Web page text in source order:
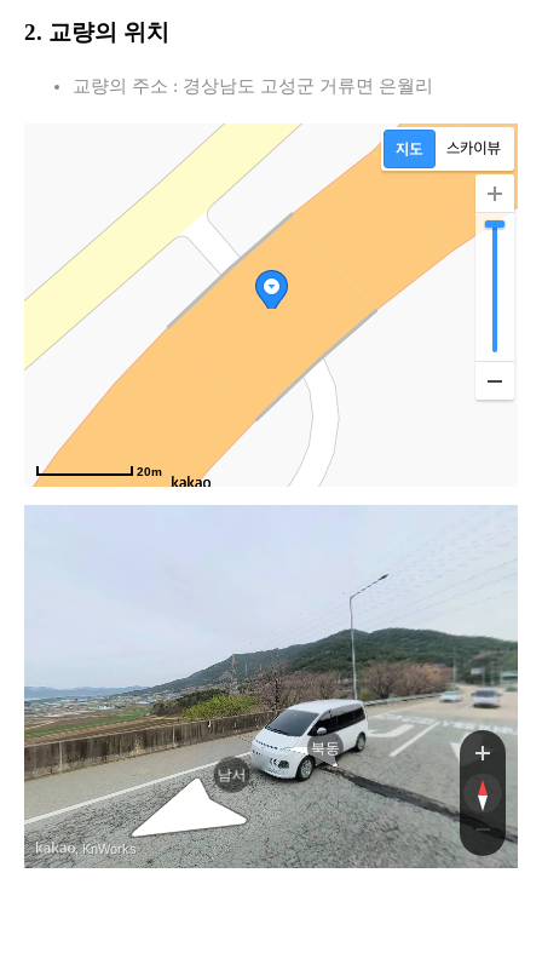
2. 교량의 위치
교량의 주소 : 경상남도 고성군 거류면 은월리
20m
남서
북동
, KnWorks